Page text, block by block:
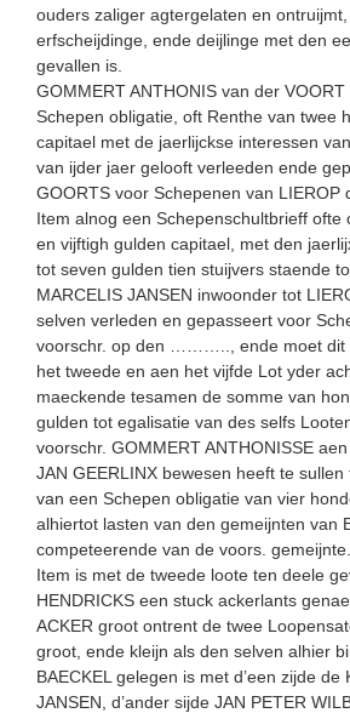
ouders zaliger agtergelaten en
erfscheijdinge, ende deijlinge met den
gevallen is.
GOMMERT ANTHONIS van der
Schepen obligatie, oft Renthe van twee
capitael met de jaerlijckse interessen
van ijder jaer gelooft verleeden ende
GOORTS voor Schepenen van
Item alnog een Schepenschultbrieff ofte
en vijftigh gulden capitael, met den
tot seven gulden tien stuijvers staende
MARCELIS JANSEN inwoonder tot
selven verleden en gepasseert voor
voorschr. op den ……….., ende moet dit
het tweede en aen het vijfde Lot yder
maeckende tesamen de somme van
gulden tot egalisatie van des selfs
voorschr. GOMMERT ANTHONISSE
JAN GEERLINX bewesen heeft te
van een Schepen obligatie van vier
alhiertot lasten van den gemeijnten van
competeerende van de voors. gemeijnte.
Item is met de tweede loote ten deele
HENDRICKS een stuck ackerlants
ACKER groot ontrent de twee
groot, ende kleijn als den selven alhier
BAECKEL gelegen is met d’een zijde de
JANSEN, d’ander sijde JAN PETER